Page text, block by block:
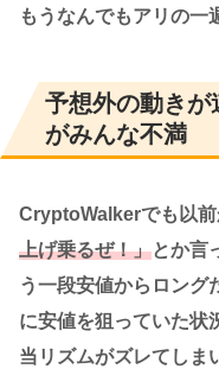
もうなんでもアリの一
予想外の動きが
がみんな不満
CryptoWalkerでも以前
上げ乗るぜ！」とか言
う一段安値からロング
に安値を狙っていた状
当リズムがズレてしま